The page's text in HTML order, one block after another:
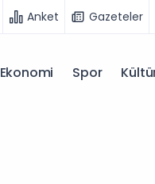
Anket Gazeteler
Ekonomi Spor